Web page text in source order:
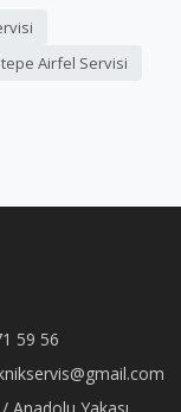
Airfel Servisi
59 56